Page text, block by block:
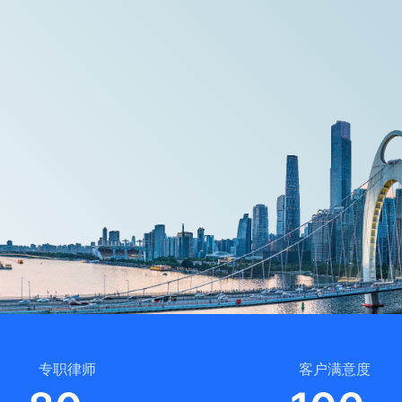
专职律师 客户满意度